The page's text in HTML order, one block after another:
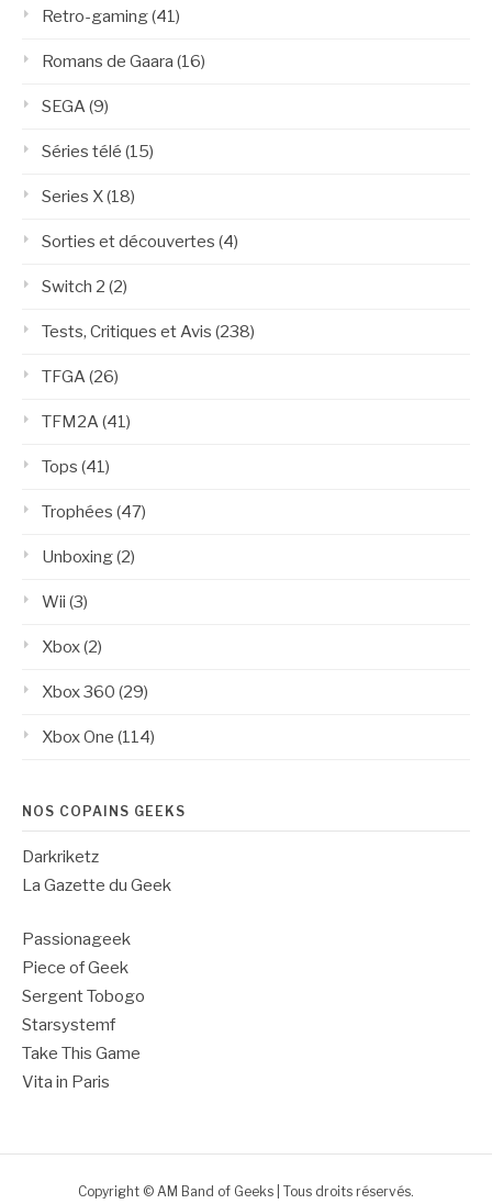
Retro-gaming(41)
Romans de Gaara (16)
SEGA(9)
Séries télé (15)
Series X(18)
Sorties et découvertes (4)
Switch 2 (2)
Tests, Critiques et Avis (238)
TFGA(26)
TFM2A(41)
Tops (41)
Trophées (47)
Unboxing(2)
Wii (3)
Xbox(2)
Xbox 360 (29)
Xbox One (114)
NOS COPAINS GEEKS
Darkriketz
La Gazette du Geek
Passionageek
Piece of Geek
Sergent Tobogo
Starsystemf
Take This Game
Vita in Paris
Copyright © AM Band of Geeks | Tous droits réservés.